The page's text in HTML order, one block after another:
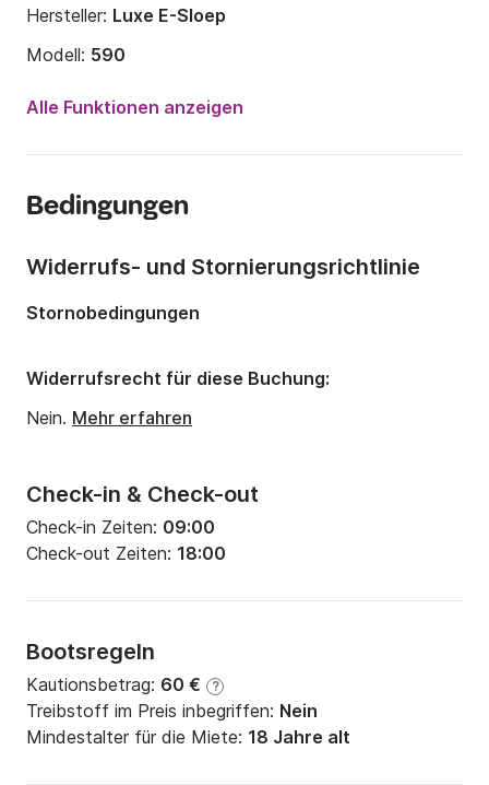
Hersteller: Luxe E-Sloep
Modell: 590
Motorleistung:
Anzahl Plätze an Bord:
Alle Funktionen anzeigen
Bedingungen
Check-in & Check-out
Check-in Zeiten: 09:00
Check-out Zeiten: 18:00
Bootsregeln
Kautionsbetrag: 60 € ?
Treibstoff im Preis inbegriffen: Nein
Mindestalter für die Miete: 18 Jahre alt
Widerrufs- und Stornierungsrichtlinie
Stornobedingungen
Widerrufsrecht für diese Buchung:
Nein. Mehr erfahren